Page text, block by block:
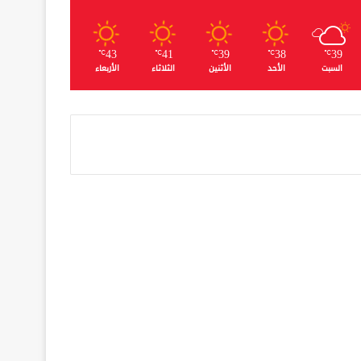
39
℃
السبت
38
℃
الأحد
39
℃
الأثنين
41
℃
الثلاثاء
43
℃
الأربعاء